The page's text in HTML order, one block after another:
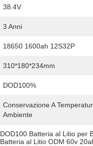
38.4V
3 Anni
18650 1600ah 12S32P
310*180*234mm
DOD100%
Conservazione A
Ambiente
DOD100 Batteria al Litio per
Batteria al Litio ODM 60v